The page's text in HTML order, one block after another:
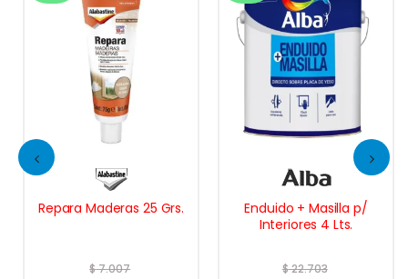
Repara Maderas 25 Grs.
$7.007
Enduido + Masilla p/
Interiores 4 Lts.
$22.703